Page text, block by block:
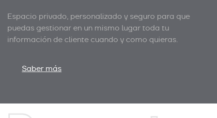
Espacio privado, personalizado y seguro para que
puedas gestionar en un mismo lugar toda tu
información de cliente cuando y como quieras.
Saber más